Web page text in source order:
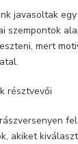
javasoltak
szempontok
mert
résztvevői
akiket